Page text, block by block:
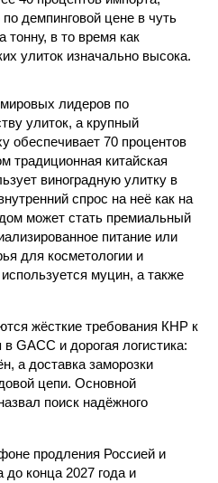
демпинговой цене в чуть
тонну, в то время как
улиток изначально высока.
лидеров по
улиток, а крупный
обеспечивает 70 процентов
традиционная китайская
виноградную улитку в
спрос на неё как на
может стать премиальный
питание или
для косметологии и
муцин, а также
жёсткие требования КНР к
GACC и дорогая логистика:
а доставка заморозки
цепи. Основной
поиск надёжного
продления Россией и
до конца 2027 года и